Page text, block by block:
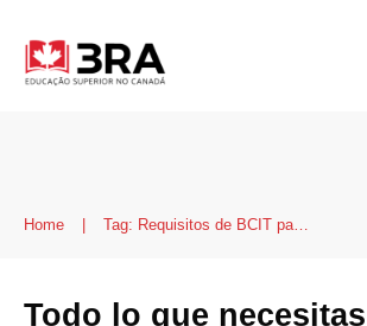
Home |
Todo lo que